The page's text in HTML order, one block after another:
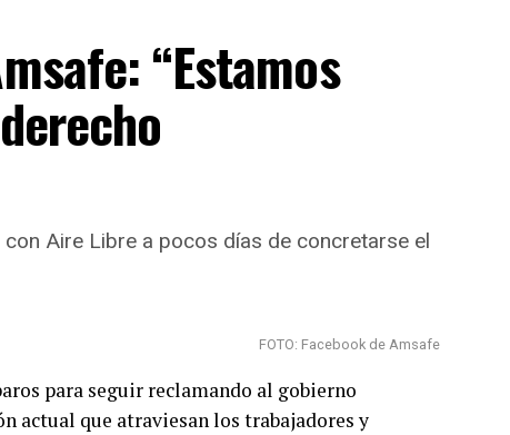
“Estamos
Aire Libre a pocos días de concretarse el
FOTO: Facebook de Amsafe
para seguir reclamando al gobierno
actual que atraviesan los trabajadores y